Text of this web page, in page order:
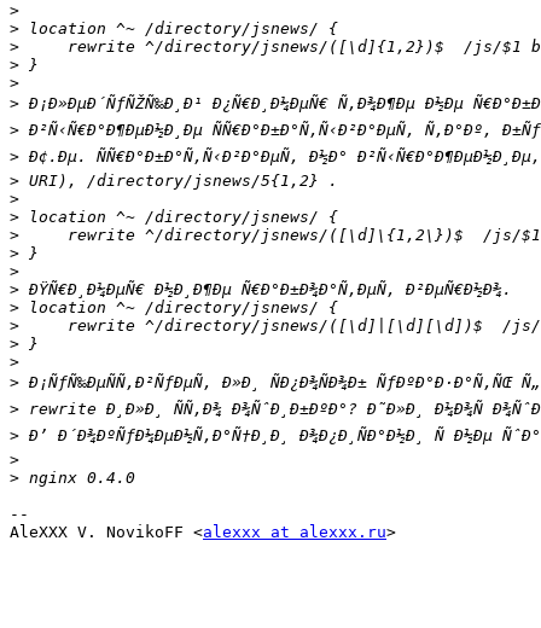
>
>
>
>
>
>
>
>
>
>
>
>
>
>
>
>
>
>
>
>
>
>
>
>
--
AleXXX V. NovikoFF <alexxx at alexxx.ru>